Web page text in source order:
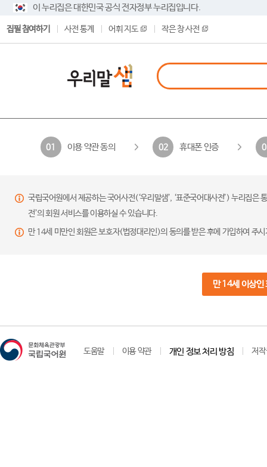
이 누리집은 대한민국 공식 전자정부 누리집입니다.
집필 참여하기 사전 통계 어휘 지도 작은 창 사전
01 이용 약관 동의 02 휴대폰 인증
국립국어원에서 제공하는 국어사전(‘우리말샘’, ‘표준국어대사전’) 누리집
전’의 회원 서비스를 이용하실 수 있습니다.
만 14세 미만인 회원은 보호자(법정대리인)의 동의를 받은 후에 가입하여 주
만 14세 이상인
도움말 이용 약관 개인 정보 처리 방침 저